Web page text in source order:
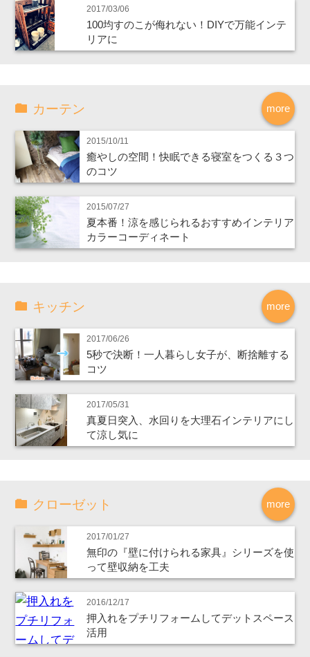
2017/03/06
100均すのこが侮れない！DIYで万能インテ
リアに
more
カーテン
2015/10/11
癒やしの空間！快眠できる寝室をつくる３つ
のコツ
2015/07/27
夏本番！涼を感じられるおすすめインテリア
カラーコーディネート
more
キッチン
2017/06/26
5秒で決断！一人暮らし女子が、断捨離する
コツ
2017/05/31
真夏日突入、水回りを大理石インテリアにし
て涼し気に
more
クローゼット
2017/01/27
無印の『壁に付けられる家具』シリーズを使
って壁収納を工夫
2016/12/17
押入れをプチリフォームしてデットスペース
活用